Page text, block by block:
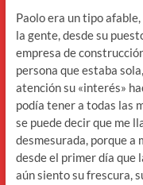
Paolo era un tipo
la gente, desde su
empresa de
persona que estaba
atención su «interés»
podía tener a todas las
se puede decir que me
desmesurada, porque a
desde el primer día que
aún siento su frescura,